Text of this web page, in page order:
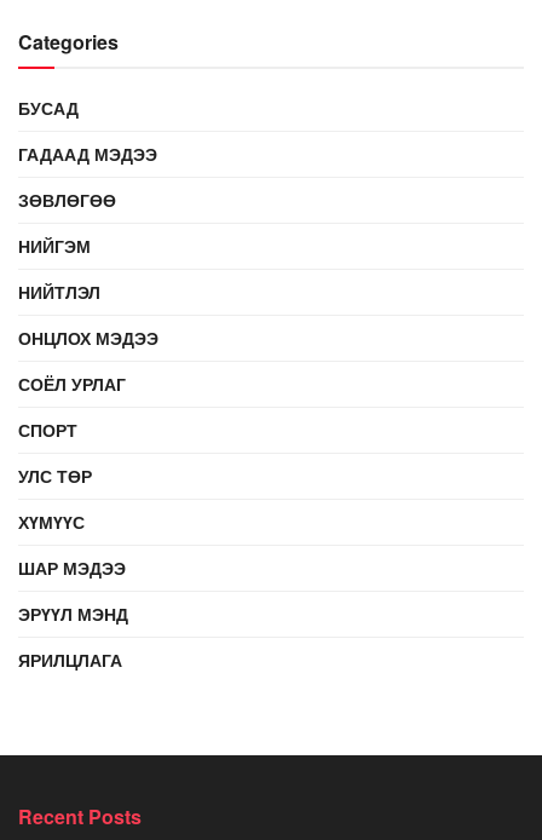
Categories
БУСАД
ГАДААД МЭДЭЭ
ЗӨВЛӨГӨӨ
НИЙГЭМ
НИЙТЛЭЛ
ОНЦЛОХ МЭДЭЭ
СОЁЛ УРЛАГ
СПОРТ
УЛС ТӨР
ХҮМҮҮС
ШАР МЭДЭЭ
ЭРҮҮЛ МЭНД
ЯРИЛЦЛАГА
Recent Posts